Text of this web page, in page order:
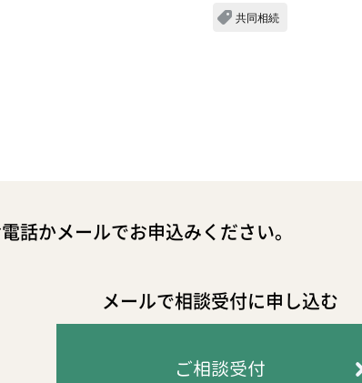
共同相続
話かメールでお申込みください。
メールで相談受付に申し込む
ご相談受付